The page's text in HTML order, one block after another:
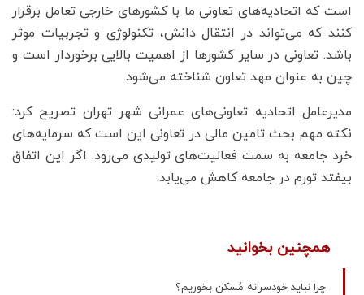
است که اتحادیه‌های تعاونی ما با کشورهای خارجی تعامل برقرار
کنند که می‌تواند در انتقال دانش، تکنولوژی و تجربیات موثر
باشد. تعاونی در سایر کشورها از اهمیت بالایی برخوردار است و
چین به عنوان مهد تعاون شناخته می‌شود.
مدیرعامل اتحادیه تعاونی‌های عمرانی شهر تهران تصریح کرد:
نکته مهم بحث تامین مالی در تعاونی این است که سرمایه‌های
خرد جامعه به سمت فعالیت‌های تولیدی می‌رود. اگر این اتفاق
بیفتد تورم در جامعه کاهش می‌یابد.
همچنین بخوانید
چرا نباید خودسرانه مُسکن بخوریم؟